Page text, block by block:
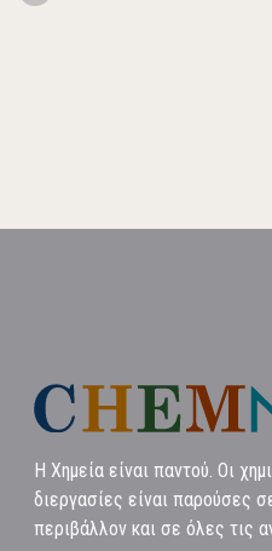
Η Χημεία είναι παντού. Οι
διεργασίες είναι παρούσες
περιβάλλον και σε όλες τις